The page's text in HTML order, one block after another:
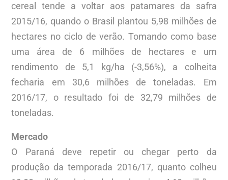
cereal tende a voltar aos patamares da safra
2015/16, quando o Brasil plantou 5,98 milhões de
hectares no ciclo de verão. Tomando como base
uma área de 6 milhões de hectares e um
rendimento de 5,1 kg/ha (-3,56%), a colheita
fecharia em 30,6 milhões de toneladas. Em
2016/17, o resultado foi de 32,79 milhões de
toneladas.
Mercado
O Paraná deve repetir ou chegar perto da
produção da temporada 2016/17, quanto colheu